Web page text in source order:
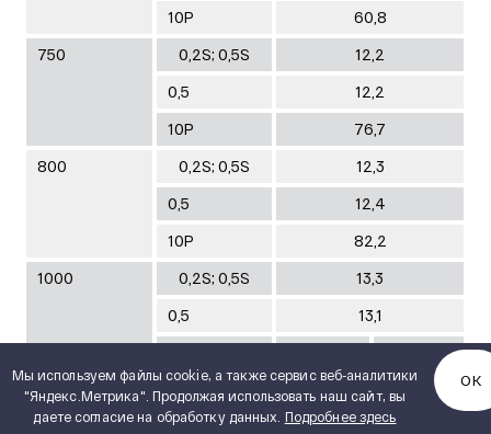
10Р
60,8
750
0,2S; 0,5S
12,2
0,5
12,2
10Р
76,7
800
0,2S; 0,5S
12,3
0,5
12,4
10Р
82,2
1000
0,2S; 0,5S
13,3
0,5
13,1
1200
0,2S; 0,5S
14,0
0,5
16,3
Мы используем файлы cookie, а также сервис веб-аналитики
"Яндекс.Метрика". Продолжая использовать наш сайт, вы
даете согласие на обработку данных. Подробнее здесь
ОК